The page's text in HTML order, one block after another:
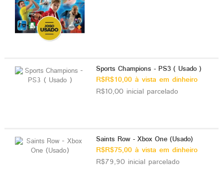
Sports Champions - PS3 ( Usado )
R$R$10,00 à vista em dinheiro
R$10,00 inicial parcelado
Saints Row - Xbox One (Usado)
R$R$75,00 à vista em dinheiro
R$79,90 inicial parcelado